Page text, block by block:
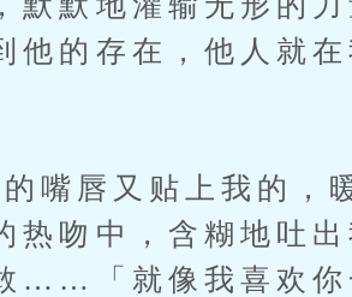
他的存在，他人就
唇又贴上我的，
热吻中，含糊地吐
……「就像我喜欢